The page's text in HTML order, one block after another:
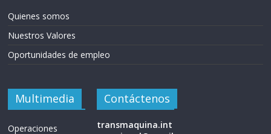
Quienes somos
Nuestros Valores
Oportunidades de empleo
Multimedia
Operaciones
Contáctenos
transmaquina.int